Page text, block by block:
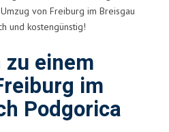
von Freiburg im Breisgau
und kostengünstig!
einem
im
Podgorica